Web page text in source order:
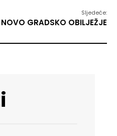
Sljedeće:
NOVO GRADSKO OBILJEŽJE